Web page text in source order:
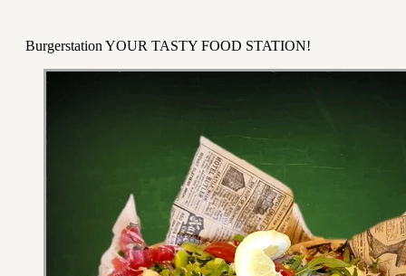
Burgerstation YOUR TASTY FOOD STATION!